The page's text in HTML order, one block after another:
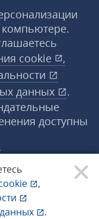
,
.
cookie
,
данных
.
доступны
Все права